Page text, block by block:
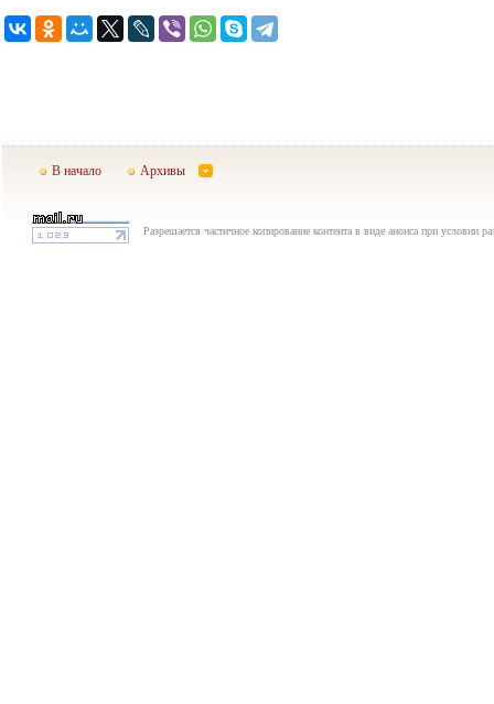
В начало Архивы
Разрешается частичное копирование контента в виде анонса при условии